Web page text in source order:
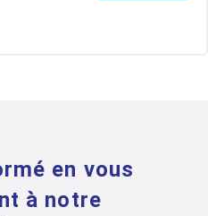
en vous
à notre